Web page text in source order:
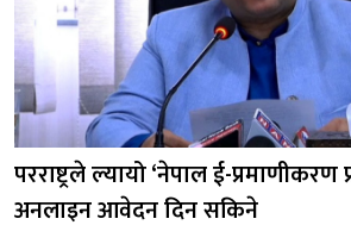
परराष्ट्रले ल्यायो ‘नेपाल ई-प्रमाणीकरण
अनलाइन आवेदन दिन सकिने